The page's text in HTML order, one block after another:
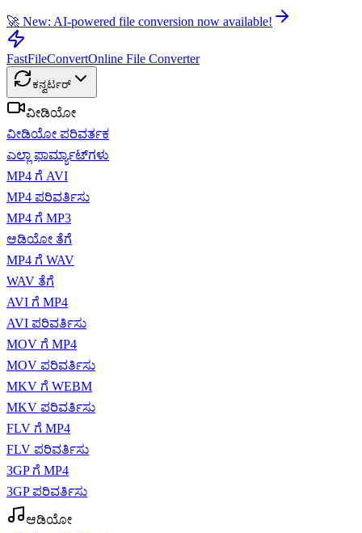
🚀 New: AI-powered file conversion now available!
FastFileConvertOnline File Converter
ಕನ್ವರ್ಟರ್
ವೀಡಿಯೋ
ವೀಡಿಯೋ ಪರಿವರ್ತಕ
ಎಲ್ಲಾ ಫಾರ್ಮ್ಯಾಟ್‌ಗಳು
MP4 ಗೆ AVI
MP4 ಪರಿವರ್ತಿಸು
MP4 ಗೆ MP3
ಆಡಿಯೋ ತೆಗೆ
MP4 ಗೆ WAV
WAV ತೆಗೆ
AVI ಗೆ MP4
AVI ಪರಿವರ್ತಿಸು
MOV ಗೆ MP4
MOV ಪರಿವರ್ತಿಸು
MKV ಗೆ WEBM
MKV ಪರಿವರ್ತಿಸು
FLV ಗೆ MP4
FLV ಪರಿವರ್ತಿಸು
3GP ಗೆ MP4
3GP ಪರಿವರ್ತಿಸು
ಆಡಿಯೋ